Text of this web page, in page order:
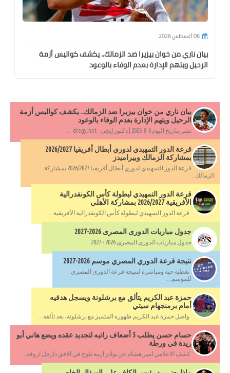
06 أغسطس 2026
بيان ناري من خوان بيزيرا ضد الزمالك.. يكشف كواليس أزمة
الرحيل ويتهم الإدارة بعدم الوفاء بالوعود
بيان ناري من خوان بيزيرا ضد الزمالك.. يكشف كواليس أزمة
الرحيل ويتهم الإدارة بعدم الوفاء بالوعود
نشر بتاريخ اليوم 6-8-2026 | دكتور إيجي - dregy.net ...
قرعة الدور التمهيدي لدوري أبطال أفريقيا 2026/2027
بمشاركة الزمالك وبيراميدز
قرعة الدور التمهيدي لدوري أبطال أفريقيا 2026/2027 بمشاركة
الزمالك...
قرعة الدور التمهيدي لبطولة كأس الكونفدرالية
الأفريقية 2026/2027 بمشاركة الأهلي
قرعة الدور التمهيدي لبطولة كأس الكونفدرالية الأفريقية...
جدول مباريات الدورى المصرى 2026-2027
جدول مباريات الدورى المصرى 2026 - 2027 ...
نتيجة قرعة الدوري المصري موسم 2026-2027
تغطية حية ومباشرة لنتيجة قرعة الدوري المصري
للموسم...
حمزة عبد الكريم يتألق مع برشلونة ويسجل هدفيه
أمام برمنجهام سيتي
واصل حمزة عبد الكريم ظهوره المتميز مع برشلونة، بعد تألقه...
حسام حسن يطلب 5 أضعاف راتبه لتجديد عقده ويضع هاني أبو
ريدة في ورطة
كشف الاعلامي امير هشام عن بوادر ازمة تلوح في الافق دارخل اروقة...